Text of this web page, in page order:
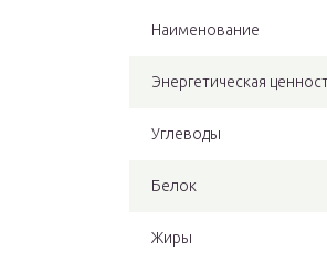
Наименование
Энергетическая
Углеводы
Белок
Жиры